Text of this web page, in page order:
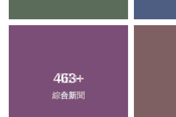
463+
綜合新聞
48+
農業